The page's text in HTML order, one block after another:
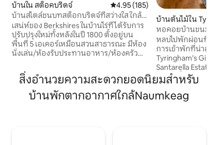
บ้านใน สต็อคบริดจ์ คะแนนเฉลี่ย 4.95 จาก 5, 185 รีวิว
4.95 (185)
บ้านสไตล์ชนบทสต็อกบริดจ์ที่สว่างใส ใกล้
ทุกอย่าง!
เสน่ห์ของ Berkshires ในบ้านไร่ที่ได้รับการ
ปรับปรุงใหม่ทั้งหลังในปี 1800 ตั้งอยู่บน
พื้นที่ 5 เอเคอร์เหมือนสวนสาธารณะ มีห้อง
นั่งเล่น/ห้องรับประทานอาหาร/ห้องครัว
แก๊ส 3 ด้านห้องอาบแดดที่น่ารักห้องมาสเต
อร์สวีทชั้นล่างและห้องนอน 2 ห้องห้องน้ำ
และพื้นที่นั่งเล่นชั้นบน ดาดฟ้ากว้างขวาง
มองเห็นที่พักที่กว้างขวาง ตั้งอยู่อย่าง
บ้านต้นไม้ใน
หอคอยบ้านขนมปัง
หลบไปพักผ่อนที่บ้
การเข้าพักที่น่าอัศ
Tyringham's
Santarella Estate
ลอฟท์ที่ไม่เหมือน
หอคอย และมอบป
เทพนิยายให้กับผู้เ
เปิดโล่งเต็มไปด้ว
สิ่งอำนวยความสะดวกยอดนิยมสำหรับ
บ้านพักตากอากาศใกล้Naumkeag